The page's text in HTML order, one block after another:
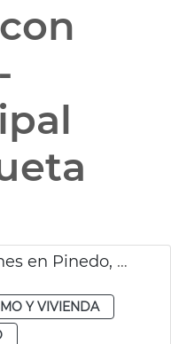
Mejora pasos de peatones en Pinedo, Perellonet y reasfaltado en La Punta
Y VIVIENDA